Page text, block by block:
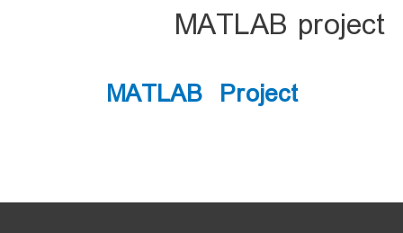
MATLAB project
MATLAB Project